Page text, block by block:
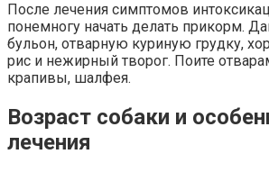
После лечения симптомов
понемногу начать делать прикорм.
бульон, отварную куриную грудку,
рис и нежирный творог. Поите
крапивы, шалфея.
Возраст собаки и
лечения